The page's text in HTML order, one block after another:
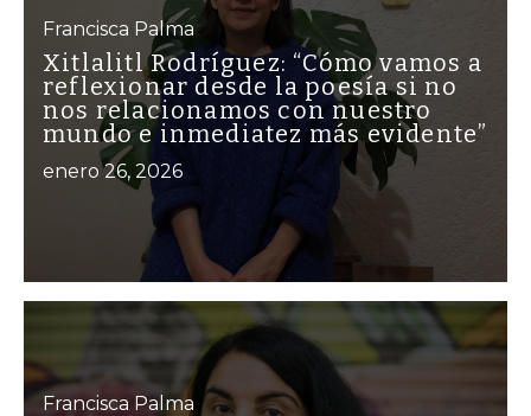
Francisca Palma
Xitlalitl Rodríguez: “Cómo vamos a
reflexionar desde la poesía si no
nos relacionamos con nuestro
mundo e inmediatez más evidente”
enero 26, 2026
Francisca Palma